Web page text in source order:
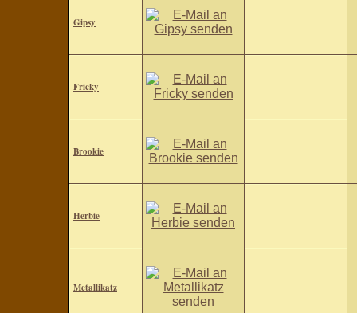
Gipsy
Fricky
Brookie
Herbie
Metallikatz